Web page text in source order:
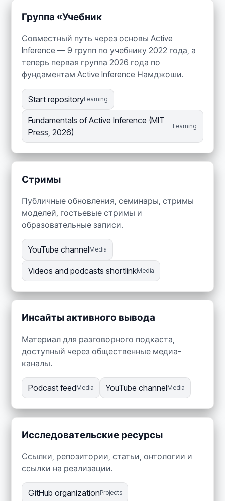
Группа «Учебник
Совместный путь через основы Active
Inference — 9 групп по учебнику 2022 года, а
теперь первая группа 2026 года по
фундаментам Active Inference Намджоши.
Start repositoryLearning
Fundamentals of Active Inference (MIT
Press, 2026)
Learning
Стримы
Публичные обновления, семинары, стримы
моделей, гостьевые стримы и
образовательные записи.
YouTube channelMedia
Videos and podcasts shortlinkMedia
Инсайты активного вывода
Материал для разговорного подкаста,
доступный через общественные медиа-
каналы.
Podcast feedMedia YouTube channelMedia
Исследовательские ресурсы
Ссылки, репозитории, статьи, онтологии и
ссылки на реализации.
GitHub organizationProjects